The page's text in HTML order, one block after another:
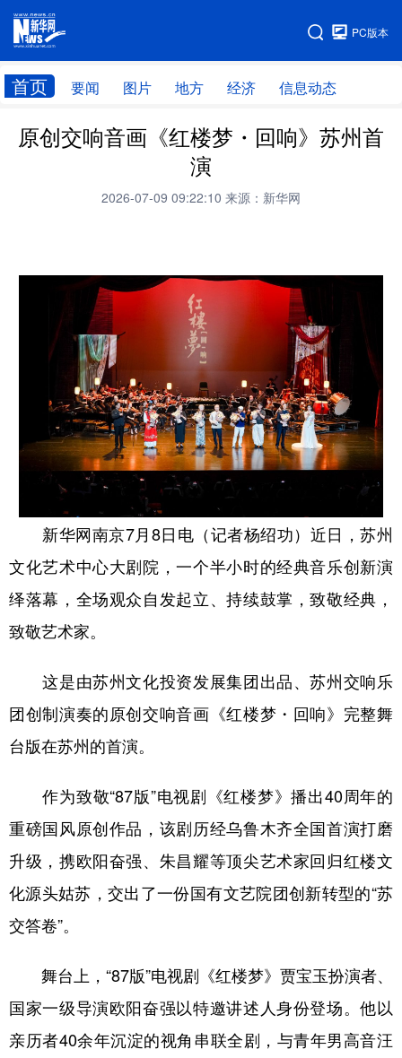
PC版本
首页 要闻 图片 地方 经济 信息动态
网站地图
首页 学习进行时
原创交响音画《红楼梦・回响》苏州首
演
2026-07-09 09:22:10 来源：新华网
新华网南京7月8日电（记者杨绍功）近日，苏州
文化艺术中心大剧院，一个半小时的经典音乐创新演
绎落幕，全场观众自发起立、持续鼓掌，致敬经典，
致敬艺术家。
这是由苏州文化投资发展集团出品、苏州交响乐
团创制演奏的原创交响音画《红楼梦・回响》完整舞
台版在苏州的首演。
作为致敬“87版”电视剧《红楼梦》播出40周年的
重磅国风原创作品，该剧历经乌鲁木齐全国首演打磨
升级，携欧阳奋强、朱昌耀等顶尖艺术家回归红楼文
化源头姑苏，交出了一份国有文艺院团创新转型的“苏
交答卷”。
舞台上，“87版”电视剧《红楼梦》贾宝玉扮演者、
国家一级导演欧阳奋强以特邀讲述人身份登场。他以
亲历者40余年沉淀的视角串联全剧，与青年男高音汪